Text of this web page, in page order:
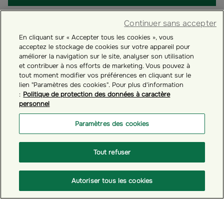
# GÉRER VOTRE COMPTE ÉPARGNANT
Comment réaliser un versement occasionnel dans
En cliquant sur « Accepter tous les cookies », vous
acceptez le stockage de cookies sur votre appareil pour
améliorer la navigation sur le site, analyser son utilisation
et contribuer à nos efforts de marketing. Vous pouvez à
tout moment modifier vos préférences en cliquant sur le
lien "Paramètres des cookies". Pour plus d'information
: Politique de protection des données à caractère
personnel
Paramètres des cookies
Tout refuser
Autoriser tous les cookies
Continuer sans accepter